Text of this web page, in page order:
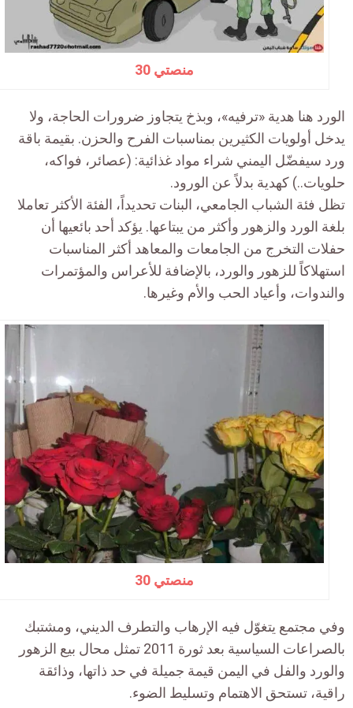
منصتي 30
الورد هنا هدية «ترفيه»، وبذخ يتجاوز ضرورات الحاجة، ولا
يدخل أولويات الكثيرين بمناسبات الفرح والحزن. بقيمة باقة
ورد سيفضّل اليمني شراء مواد غذائية: (عصائر، فواكه،
حلويات..) كهدية بدلاً عن الورود.
تظل فئة الشباب الجامعي، البنات تحديداً، الفئة الأكثر تعاملا
بلغة الورد والزهور وأكثر من يبتاعها. يؤكد أحد بائعيها أن
حفلات التخرج من الجامعات والمعاهد أكثر المناسبات
استهلاكاً للزهور والورد، بالإضافة للأعراس والمؤتمرات
والندوات، وأعياد الحب والأم وغيرها.
منصتي 30
وفي مجتمع يتغوّل فيه الإرهاب والتطرف الديني، ومشتبك
بالصراعات السياسية بعد ثورة 2011 تمثل محال بيع الزهور
والورد والفل في اليمن قيمة جميلة في حد ذاتها، وذائقة
راقية، تستحق الاهتمام وتسليط الضوء.